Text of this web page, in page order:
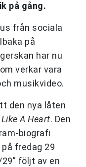
på gång.
från sociala
på
har nu
verkar vara
musikvideo.
den nya låten
A Heart. Den
biografi
fredag 29
följt av en